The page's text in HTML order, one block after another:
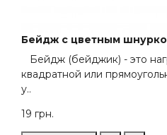
Бейдж с цветным
Бейдж (бейджик) - это
квадратной или
у..
19 грн.